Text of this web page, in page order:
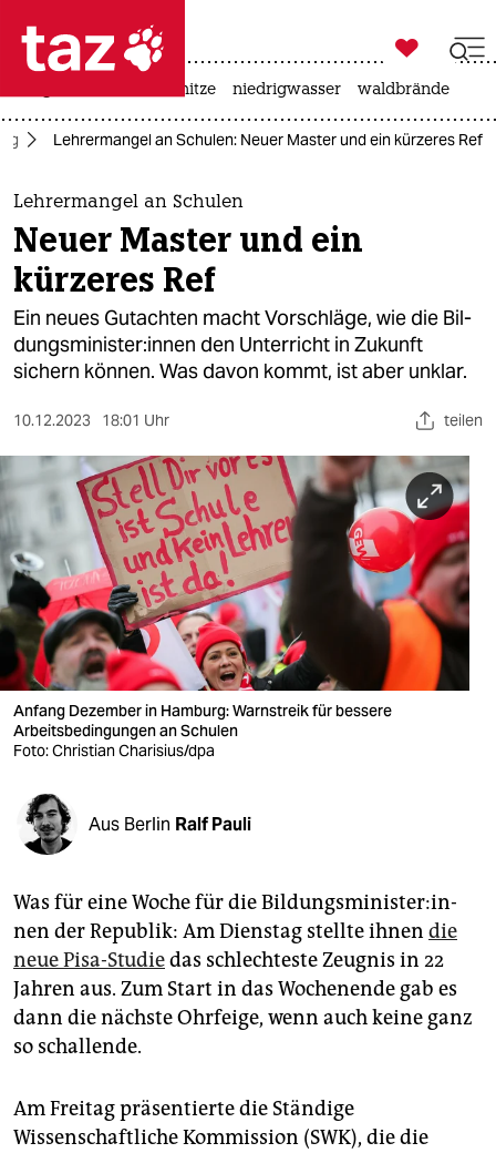
 taz zahl ich
taz zahl ich
themen
politik
öko
gesellschaft
sport
berlin
nord
wahrheit
verlag
verlag
veranstaltungen
fragen & hilfe
abo
genossenschaft
epaper login

taz zahl ich
hitze niedrigwasser waldbrände
Lehrermangel an Schulen: Neuer Master und ein kürzeres Ref
Lehrermangel an Schulen
Neuer Master und ein
kürzeres Ref
Ein neues Gutachten macht Vorschläge, wie die Bil­
dungs­mi­nis­te­r:in­nen den Unterricht in Zukunft
sichern können. Was davon kommt, ist aber unklar.
10.12.2023 18:01 Uhr teilen
Anfang Dezember in Hamburg: Warnstreik für bessere
Arbeitsbedingungen an Schulen
Foto: Christian Charisius/dpa
Aus Berlin Ralf Pauli
Was für eine Woche für die Bil­dungs­mi­nis­te­r:in­
nen der Republik: Am Dienstag stellte ihnen die
neue Pisa-Studiedas schlechteste Zeugnis in 22
Jahren aus. Zum Start in das Wochenende gab es
dann die nächste Ohrfeige, wenn auch keine ganz
so schallende.
Am Freitag präsentierte die Ständige
Wissenschaftliche Kommission (SWK), die die